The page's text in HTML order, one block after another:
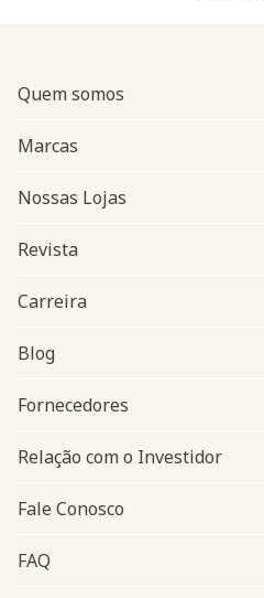
Navegação do rodapé
Quem somos
Marcas
Nossas Lojas
Revista
Carreira
Blog
Fornecedores
Relação com o Investidor
Fale Conosco
FAQ